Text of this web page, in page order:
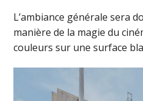
L’ambiance générale sera
manière de la magie du
couleurs sur une surface